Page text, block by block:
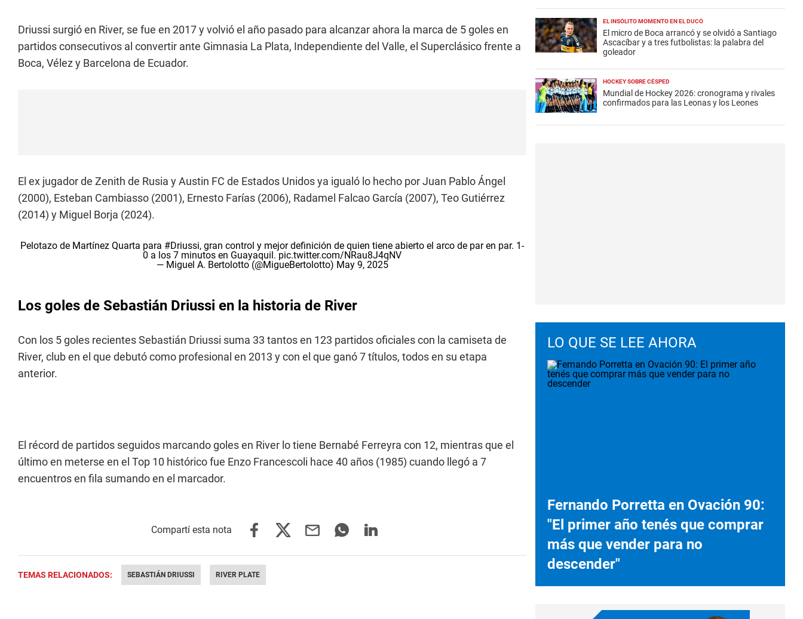
Driussi surgió en River, se fue en 2017 y volvió el año pasado para alcanzar ahora la marca de 5 goles en
partidos consecutivos al convertir ante Gimnasia La Plata, Independiente del Valle, el Superclásico frente a
Boca, Vélez y Barcelona de Ecuador.
El ex jugador de Zenith de Rusia y Austin FC de Estados Unidos ya igualó lo hecho por Juan Pablo Ángel
(2000), Esteban Cambiasso (2001), Ernesto Farías (2006), Radamel Falcao García (2007), Teo Gutiérrez
(2014) y Miguel Borja (2024).
Pelotazo de Martínez Quarta para #Driussi, gran control y mejor definición de quien tiene abierto el arco de par en par. 1-
0 a los 7 minutos en Guayaquil. pic.twitter.com/NRau8J4qNV
— Miguel A. Bertolotto (@MigueBertolotto) May 9, 2025
Los goles de Sebastián Driussi en la historia de River
Con los 5 goles recientes Sebastián Driussi suma 33 tantos en 123 partidos oficiales con la camiseta de
River, club en el que debutó como profesional en 2013 y con el que ganó 7 títulos, todos en su etapa
anterior.
El récord de partidos seguidos marcando goles en River lo tiene Bernabé Ferreyra con 12, mientras que el
último en meterse en el Top 10 histórico fue Enzo Francescoli hace 40 años (1985) cuando llegó a 7
encuentros en fila sumando en el marcador.
TEMAS RELACIONADOS: SEBASTIÁN DRIUSSI RIVER PLATE
EL INSÓLITO MOMENTO EN EL DUCÓ
El micro de Boca arrancó y se olvidó a Santiago
Ascacíbar y a tres futbolistas: la palabra del
goleador
HOCKEY SOBRE CÉSPED
Mundial de Hockey 2026: cronograma y rivales
confirmados para las Leonas y los Leones
LO QUE SE LEE AHORA
Fernando Porretta en Ovación 90:
"El primer año tenés que comprar
más que vender para no
descender"